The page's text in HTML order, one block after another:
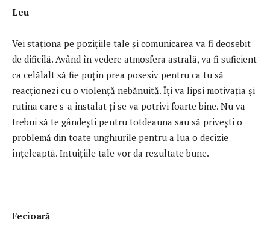
Leu
Vei staționa pe pozițiile tale și comunicarea va fi deosebit
de dificilă. Având în vedere atmosfera astrală, va fi suficient
ca celălalt să fie puțin prea posesiv pentru ca tu să
reacționezi cu o violență nebănuită. Îți va lipsi motivația și
rutina care s-a instalat ți se va potrivi foarte bine. Nu va
trebui să te gândești pentru totdeauna sau să privești o
problemă din toate unghiurile pentru a lua o decizie
înțeleaptă. Intuițiile tale vor da rezultate bune.
Fecioară